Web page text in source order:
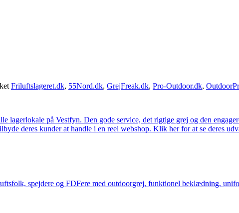
Friluftslageret.dk, 55Nord.dk, GrejFreak.dk, Pro-Outdoor.dk,
lagerlokale på Vestfyn. Den gode service, det rigtige grej og den
deres kunder at handle i en reel webshop. Klik her for at se deres
spejdere og FDFere med outdoorgrej, funktionel beklædning,